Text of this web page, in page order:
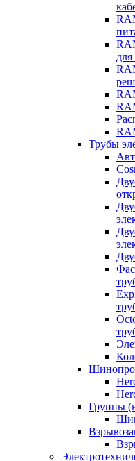
Трубы
Группы